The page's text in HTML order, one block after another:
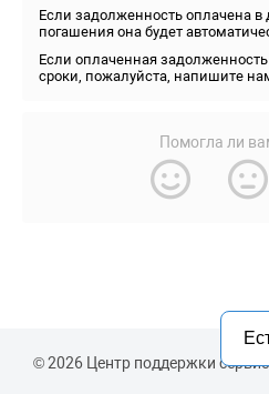
Если задолженность оплачена в
погашения она будет
Если оплаченная
сроки, пожалуйста, напишите
Помогла ли
© 2026 Центр поддержки